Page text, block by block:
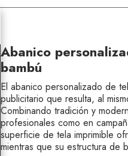
Abanico
bambú
El abanico personalizado de
publicitario que resulta, al
Combinando tradición y
profesionales como en
superficie de tela imprimible
mientras que su estructura de